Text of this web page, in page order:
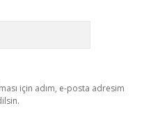
için adım, e-posta adresim